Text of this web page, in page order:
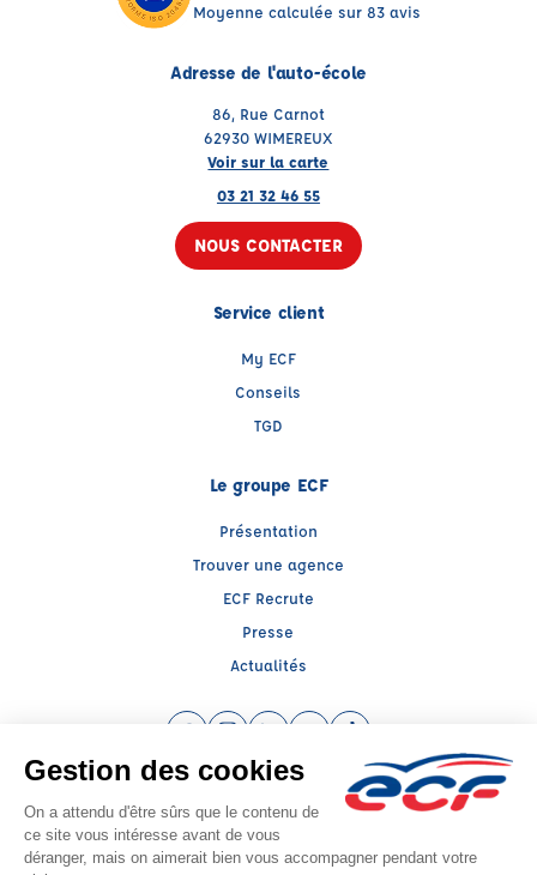
Moyenne calculée sur 83 avis
Adresse de l'auto-école
86, Rue Carnot
62930 WIMEREUX
Voir sur la carte
03 21 32 46 55
NOUS CONTACTER
Service client
My ECF
Conseils
TGD
Le groupe ECF
Présentation
Trouver une agence
ECF Recrute
Presse
Actualités
Instagram (nouvelle fenêtre)
LinkedIn (nouvelle fenêtre)
YouTube (nouvelle fenêtre)
TikTok (nouvelle
Raison sociale : ENT SAUVAGE JEAN MARIE ALBERT - Capital social: 0€
SIREN: 318752110 - Numéro de TVA intracommunautaire: FR 78 318752110
Agrément n°E0306214290
Siège social : 86, Rue Carnot , WIMEREUX (62930) - Représentant légal : Jean